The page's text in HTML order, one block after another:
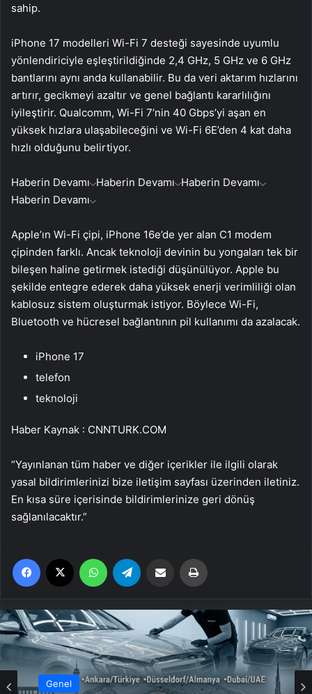
sahip.
iPhone 17 modelleri Wi-Fi 7 desteği sayesinde uyumlu
yönlendiriciyle eşleştirildiğinde 2,4 GHz, 5 GHz ve 6 GHz
bantlarını aynı anda kullanabilir. Bu da veri aktarım hızlarını
artırır, gecikmeyi azaltır ve genel bağlantı kararlılığını
iyileştirir. Qualcomm, Wi-Fi 7’nin 40 Gbps’yi aşan en
yüksek hızlara ulaşabileceğini ve Wi-Fi 6E’den 4 kat daha
hızlı olduğunu belirtiyor.
Haberin Devamı Haberin Devamı Haberin Devamı
Haberin Devamı
Apple’ın Wi-Fi çipi, iPhone 16e’de yer alan C1 modem
çipinden farklı. Ancak teknoloji devinin bu yongaları tek bir
bileşen haline getirmek istediği düşünülüyor. Apple bu
şekilde entegre ederek daha yüksek enerji verimliliği olan
kablosuz sistem oluşturmak istiyor. Böylece Wi-Fi,
Bluetooth ve hücresel bağlantının pil kullanımı da azalacak.
iPhone 17
telefon
teknoloji
Haber Kaynak : CNNTURK.COM
“Yayınlanan tüm haber ve diğer içerikler ile ilgili olarak
yasal bildirimlerinizi bize iletişim sayfası üzerinden iletiniz.
En kısa süre içerisinde bildirimlerinize geri dönüş
sağlanılacaktır.”
Facebook WhatsApp Email'den paylaş
Genel